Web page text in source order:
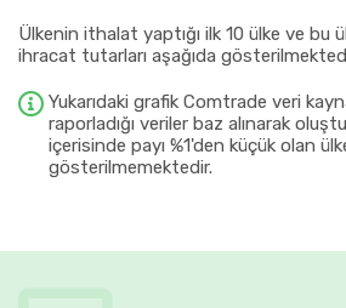
Ülkenin ithalat yaptığı ilk 10 ülke ve bu
ihracat tutarları aşağıda
Yukarıdaki grafik Comtrade veri
raporladığı veriler baz alınarak
içerisinde payı %1'den küçük olan
gösterilmemektedir.